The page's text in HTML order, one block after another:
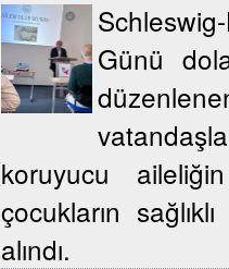
Günü
koruyucu
çocukların
alındı.